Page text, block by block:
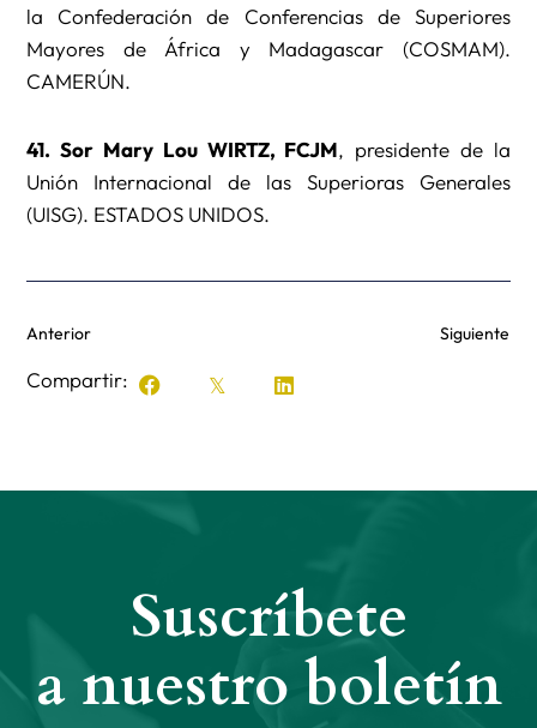
la Confederación de Conferencias de Superiores
Mayores de África y Madagascar (COSMAM).
CAMERÚN.
41. Sor Mary Lou WIRTZ, FCJM, presidente de la
Unión Internacional de las Superioras Generales
(UISG). ESTADOS UNIDOS.
Anterior Siguiente
Compartir:
Suscríbete
a nuestro boletín